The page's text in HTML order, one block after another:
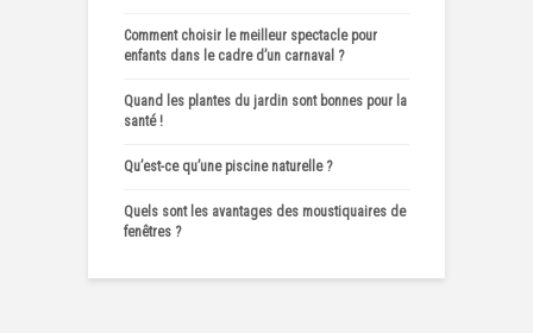
Comment choisir le meilleur spectacle pour
enfants dans le cadre d’un carnaval ?
Quand les plantes du jardin sont bonnes pour la
santé !
Qu’est-ce qu’une piscine naturelle ?
Quels sont les avantages des moustiquaires de
fenêtres ?